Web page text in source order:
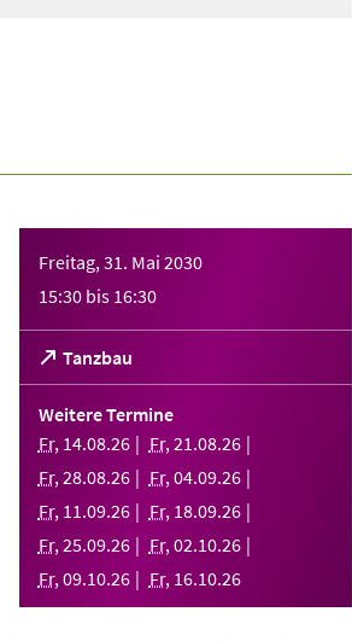
Freitag, 31. Mai 2030
15:30 bis 16:30
Tanzbau
(Öffnet
in
einem
Tab)
Weitere Termine
Fr, 14.08.26 Fr,21.08.26
Fr,28.08.26 Fr,04.09.26
Fr, 11.09.26 Fr, 18.09.26
Fr,25.09.26 Fr,02.10.26
Fr,09.10.26 Fr, 16.10.26